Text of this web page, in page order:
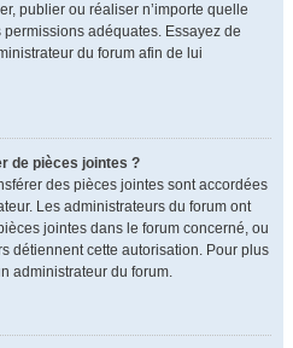
publier ou réaliser n’importe quelle
adéquates. Essayez de
du forum afin de lui
de pièces jointes ?
des pièces jointes sont accordées
Les administrateurs du forum ont
jointes dans le forum concerné, ou
détiennent cette autorisation. Pour plus
administrateur du forum.